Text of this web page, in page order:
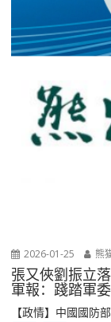
2026-01-25 熊
張又俠劉振立
軍報：踐踏軍
【政情】中國國防